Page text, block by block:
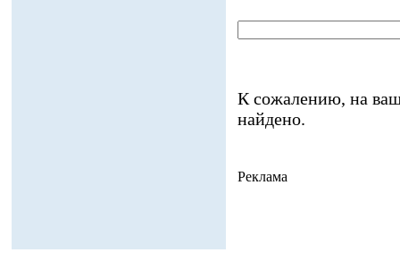
К сожалению, на
найдено.
Реклама